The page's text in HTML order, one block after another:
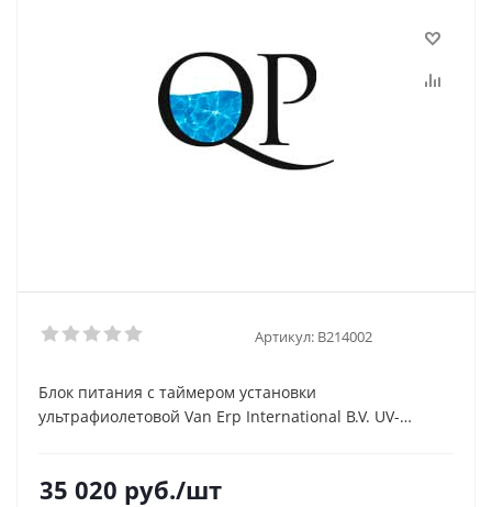
Артикул: В214002
Блок питания с таймером установки
ультрафиолетовой Van Erp International B.V. UV-
35 020 руб./шт